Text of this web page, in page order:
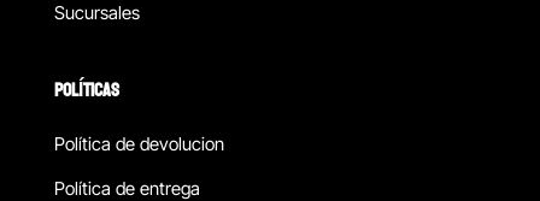
Sucursales
POLÍTICAS
Política de devolucion
Política de entrega